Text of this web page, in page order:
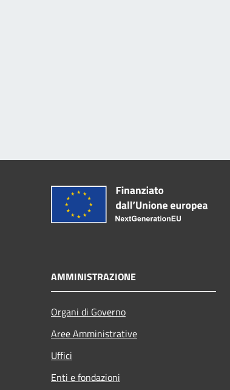
AMMINISTRAZIONE
Organi di Governo
Aree Amministrative
Uffici
Enti e fondazioni